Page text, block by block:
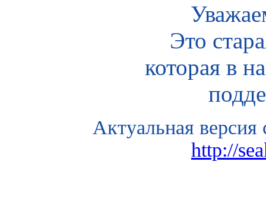
Это
которая в
Актуальная версия
http://